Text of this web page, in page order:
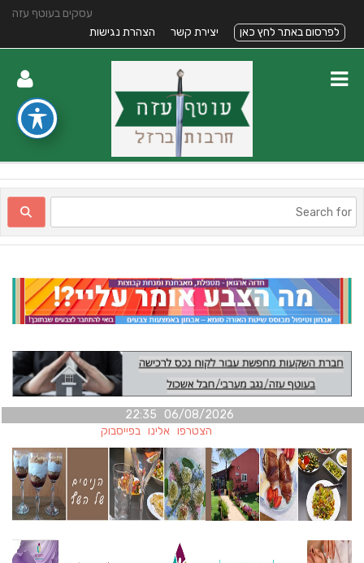
עסקים בעוטף עזה
לפרסום באתר לחץ כאן
יצירת קשר הצהרת נגישות
06/08/2026 22:35
הצטרפו אלינו בפייסבוק